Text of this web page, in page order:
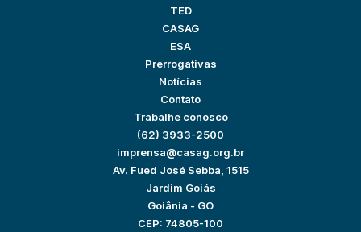
TED
CASAG
ESA
Prerrogativas
Notícias
Contato
Trabalhe conosco
(62) 3933-2500
imprensa@casag.org.br
Av. Fued José Sebba, 1515
Jardim Goiás
Goiânia - GO
CEP: 74805-100